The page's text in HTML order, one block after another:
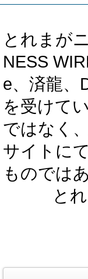
とれまが
NESS
e、済龍、
を受けて
ではなく
サイトに
ものでは
と